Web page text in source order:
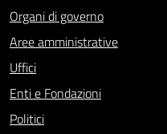
Organi di governo
Aree amministrative
Uffici
Enti e Fondazioni
Politici